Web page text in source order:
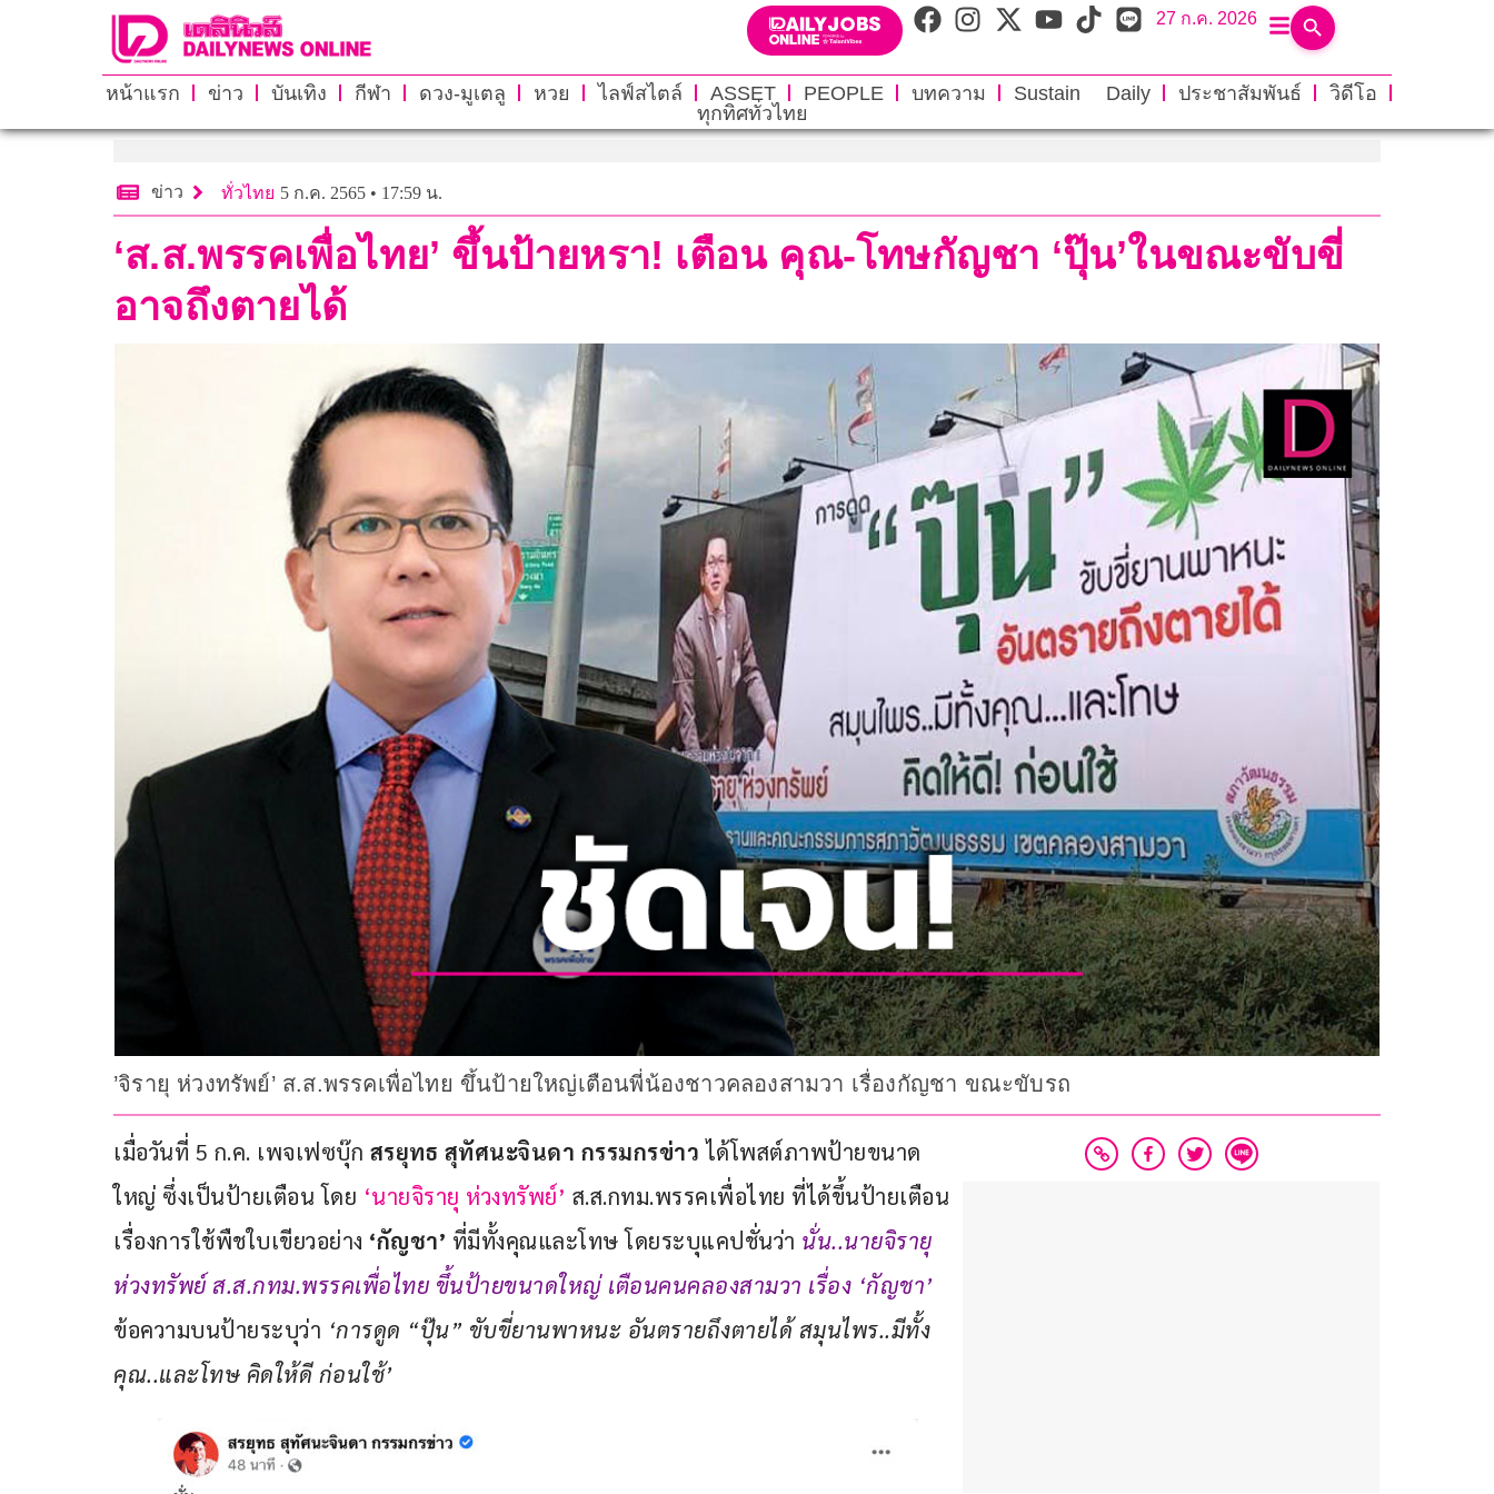
27 ก.ค. 2026
หน้าแรก ข่าว บันเทิง กีฬา ดวง-มูเตลู หวย ไลฟ์สไตล์ ASSET PEOPLE บทความ Sustain Daily ประชาสัมพันธ์
วิดีโอ
ทุกทิศทั่วไทย
ข่าว ทั่วไทย 5 ก.ค. 2565 • 17:59 น.
‘ส.ส.พรรคเพื่อไทย’ ขึ้นป้ายหรา! เตือน คุณ-โทษกัญชา ‘ปุ๊น’ในขณะขับขี่
อาจถึงตายได้
’จิรายุ ห่วงทรัพย์’ ส.ส.พรรคเพื่อไทย ขึ้นป้ายใหญ่เตือนพี่น้องชาวคลองสามวา เรื่องกัญชา ขณะขับรถ
เมื่อวันที่ 5 ก.ค. เพจเฟซบุ๊ก สรยุทธ สุทัศนะจินดา กรรมกรข่าว ได้โพสต์ภาพป้ายขนาด
ใหญ่ ซึ่งเป็นป้ายเตือน โดย ‘นายจิรายุ ห่วงทรัพย์’ ส.ส.กทม.พรรคเพื่อไทย ที่ได้ขึ้นป้ายเตือน
เรื่องการใช้พืชใบเขียวอย่าง ‘กัญชา’ ที่มีทั้งคุณและโทษ โดยระบุแคปชั่นว่า นั่น..นายจิรายุ
ห่วงทรัพย์ ส.ส.กทม.พรรคเพื่อไทย ขึ้นป้ายขนาดใหญ่ เตือนคนคลองสามวา เรื่อง ‘กัญชา’
ข้อความบนป้ายระบุว่า ‘การดูด “ปุ๊น” ขับขี่ยานพาหนะ อันตรายถึงตายได้ สมุนไพร..มีทั้ง
คุณ..และโทษ คิดให้ดี ก่อนใช้’